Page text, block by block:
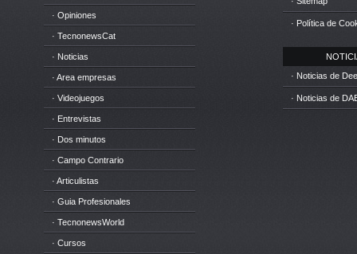
· Opiniones
· TecnonewsCat
· Noticias
· Area empresas
· Videojuegos
· Entrevistas
· Dos minutos
· Campo Contrario
· Articulistas
· Guia Profesionales
· TecnonewsWorld
· Cursos
· Política de
· Noticias de
· Noticias de